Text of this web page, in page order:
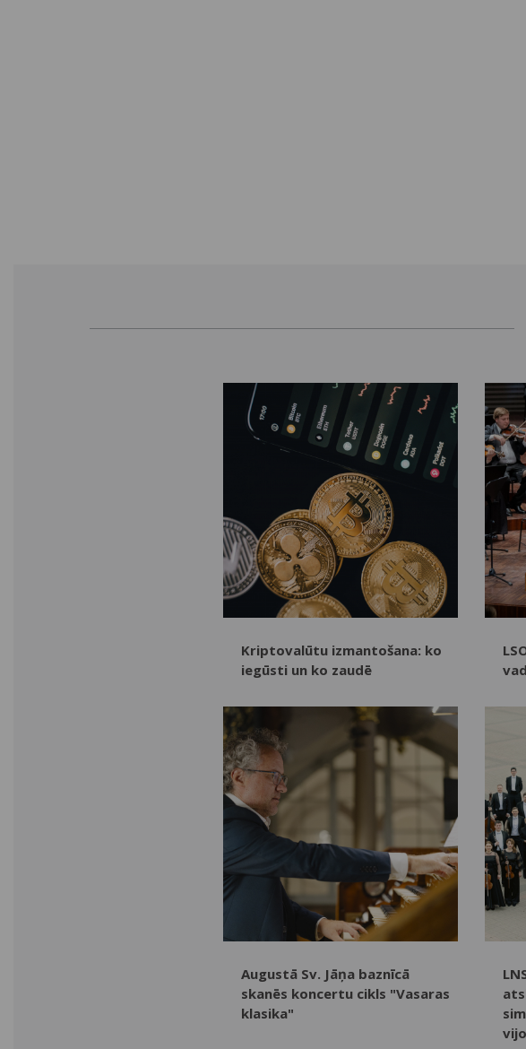
Kriptovalūtu izmantošana: ko
iegūsti un ko zaudē
Augustā Sv. Jāņa baznīcā
skanēs koncertu cikls "Vasaras
klasika"